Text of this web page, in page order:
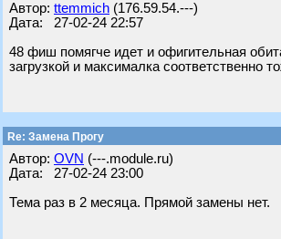
Автор: ttemmich (176.59.54.---)
Дата: 27-02-24 22:57
48 фиш помягче идет и офигительная
загрузкой и максималка соответственно
Re: Замена Прогу
Автор: OVN (---.module.ru)
Дата: 27-02-24 23:00
Тема раз в 2 месяца. Прямой замены нет.